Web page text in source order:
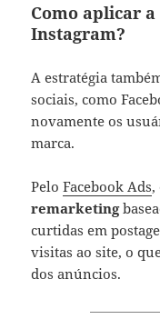
Como aplicar a
Instagram?
A estratégia
sociais, como
novamente os
marca.
PeloFacebook Ads,
remarketing
curtidas em
visitas ao site, o
dos anúncios.